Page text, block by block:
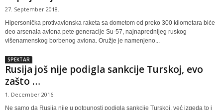
27. September 2018.
Hipersonička protivavionska raketa sa dometom od preko 300 kilometara biće
deo arsenala aviona pete generacije Su-57, najnaprednijeg ruskog
višenamenskog borbenog aviona. Oružje je namenjeno...
SPEKTAR
Rusija još nije podigla sankcije Turskoj, evo
zašto …
1. December 2016.
Ne samo da Rusija nije u potpunosti podigla sankcije Turskoj, već izgeda to i